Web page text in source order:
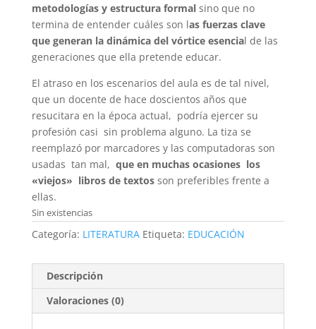
metodologías y estructura formalsino que no
termina de entender cuáles son las fuerzas clave
que generan la dinámica del vórtice esencial de las
generaciones que ella pretende educar.
El atraso en los escenarios del aula es de tal nivel,
que un docente de hace doscientos años que
resucitara en la época actual, podría ejercer su
profesión casi sin problema alguno. La tiza se
reemplazó por marcadores y las computadoras son
usadas tan mal, que en muchas ocasiones los
«viejos» libros de textosson preferibles frente a
ellas.
Sin existencias
Categoría: LITERATURA Etiqueta: EDUCACIÓN
Descripción
Valoraciones (0)